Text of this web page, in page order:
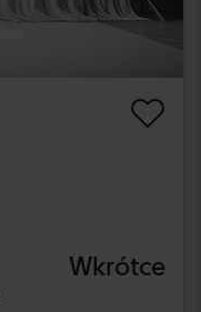
Wkrótce